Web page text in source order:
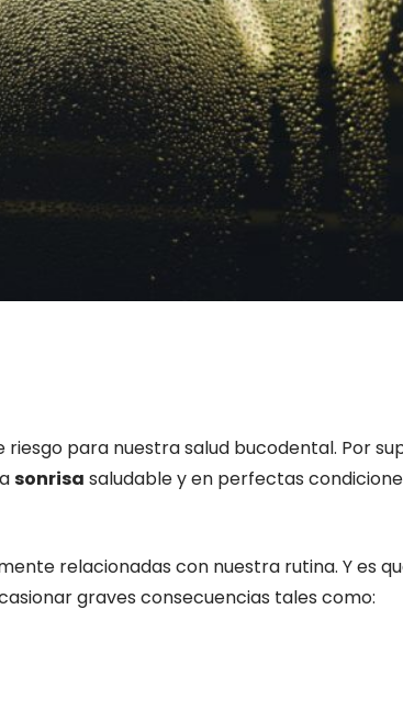
para nuestra salud bucodental. Por
sonrisa saludable y en perfectas
relacionadas con nuestra rutina. Y es
graves consecuencias tales como: